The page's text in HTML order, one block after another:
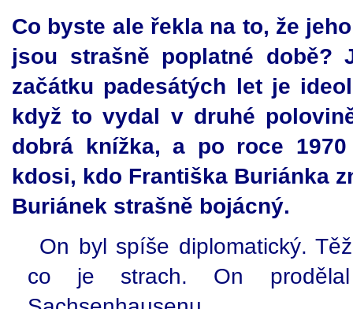
Co byste ale řekla na to, že
jsou strašně poplatné době?
začátku padesátých let je
když to vydal v druhé
dobrá knížka, a po roce
kdosi, kdo Františka Buriánka
Buriánek strašně bojácný.
On byl spíše diplomatický.
co je strach. On